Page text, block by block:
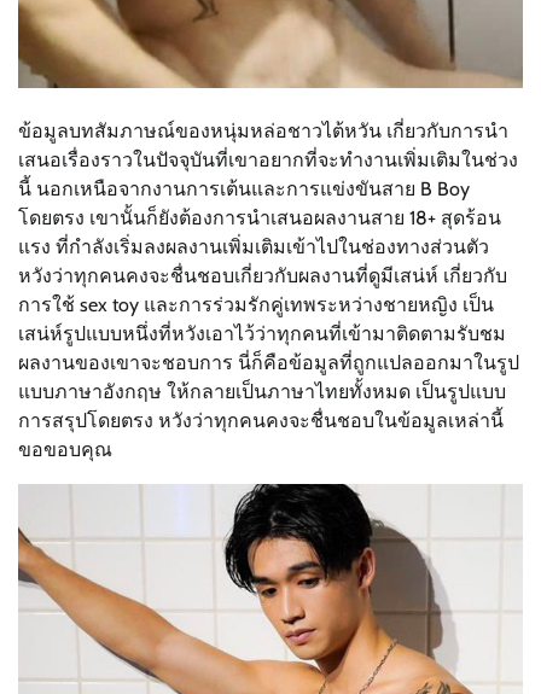
ข้อมูลบทสัมภาษณ์ของหนุ่มหล่อชาวไต้หวัน เกี่ยวกับการนำ
เสนอเรื่องราวในปัจจุบันที่เขาอยากที่จะทำงานเพิ่มเติมในช่วง
นี้ นอกเหนือจากงานการเต้นและการแข่งขันสาย B Boy
โดยตรง เขานั้นก็ยังต้องการนำเสนอผลงานสาย 18+ สุดร้อน
แรง ที่กำลังเริ่มลงผลงานเพิ่มเติมเข้าไปในช่องทางส่วนตัว
หวังว่าทุกคนคงจะชื่นชอบเกี่ยวกับผลงานที่ดูมีเสน่ห์ เกี่ยวกับ
การใช้ sex toy และการร่วมรักคู่เทพระหว่างชายหญิง เป็น
เสน่ห์รูปแบบหนึ่งที่หวังเอาไว้ว่าทุกคนที่เข้ามาติดตามรับชม
ผลงานของเขาจะชอบการ นี่ก็คือข้อมูลที่ถูกแปลออกมาในรูป
แบบภาษาอังกฤษ ให้กลายเป็นภาษาไทยทั้งหมด เป็นรูปแบบ
การสรุปโดยตรง หวังว่าทุกคนคงจะชื่นชอบในข้อมูลเหล่านี้
ขอขอบคุณ